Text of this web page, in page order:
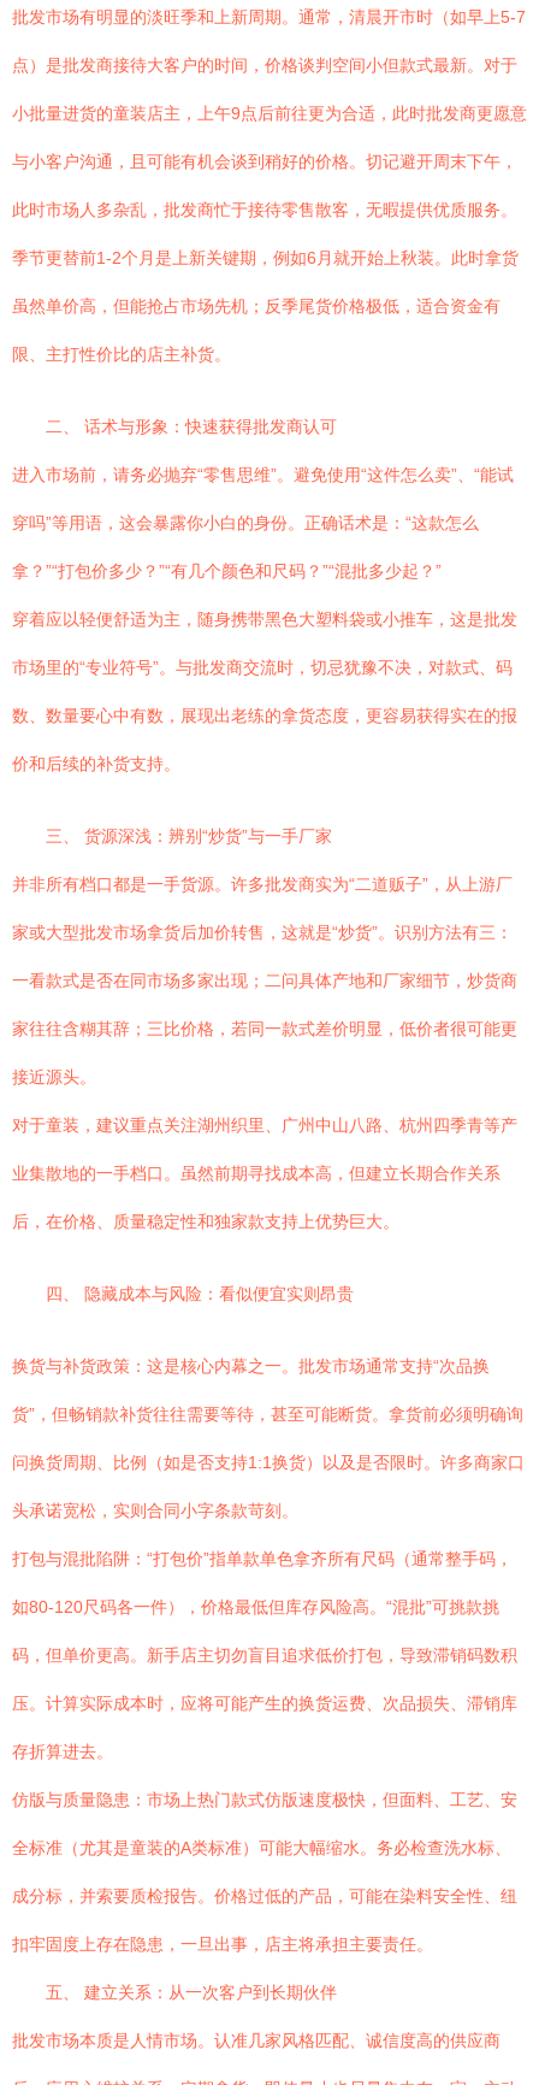
批发市场有明显的淡旺季和上新周期。通常，清晨开市时（如早上5-7
点）是批发商接待大客户的时间，价格谈判空间小但款式最新。对于
小批量进货的童装店主，上午9点后前往更为合适，此时批发商更愿意
与小客户沟通，且可能有机会谈到稍好的价格。切记避开周末下午，
此时市场人多杂乱，批发商忙于接待零售散客，无暇提供优质服务。
季节更替前1-2个月是上新关键期，例如6月就开始上秋装。此时拿货
虽然单价高，但能抢占市场先机；反季尾货价格极低，适合资金有
限、主打性价比的店主补货。
二、 话术与形象：快速获得批发商认可
进入市场前，请务必抛弃“零售思维”。避免使用“这件怎么卖”、“能试
穿吗”等用语，这会暴露你小白的身份。正确话术是：“这款怎么
拿？”“打包价多少？”“有几个颜色和尺码？”“混批多少起？”
穿着应以轻便舒适为主，随身携带黑色大塑料袋或小推车，这是批发
市场里的“专业符号”。与批发商交流时，切忌犹豫不决，对款式、码
数、数量要心中有数，展现出老练的拿货态度，更容易获得实在的报
价和后续的补货支持。
三、 货源深浅：辨别“炒货”与一手厂家
并非所有档口都是一手货源。许多批发商实为“二道贩子”，从上游厂
家或大型批发市场拿货后加价转售，这就是“炒货”。识别方法有三：
一看款式是否在同市场多家出现；二问具体产地和厂家细节，炒货商
家往往含糊其辞；三比价格，若同一款式差价明显，低价者很可能更
接近源头。
对于童装，建议重点关注湖州织里、广州中山八路、杭州四季青等产
业集散地的一手档口。虽然前期寻找成本高，但建立长期合作关系
后，在价格、质量稳定性和独家款支持上优势巨大。
四、 隐藏成本与风险：看似便宜实则昂贵
换货与补货政策：这是核心内幕之一。批发市场通常支持“次品换
货”，但畅销款补货往往需要等待，甚至可能断货。拿货前必须明确询
问换货周期、比例（如是否支持1:1换货）以及是否限时。许多商家口
头承诺宽松，实则合同小字条款苛刻。
打包与混批陷阱：“打包价”指单款单色拿齐所有尺码（通常整手码，
如80-120尺码各一件），价格最低但库存风险高。“混批”可挑款挑
码，但单价更高。新手店主切勿盲目追求低价打包，导致滞销码数积
压。计算实际成本时，应将可能产生的换货运费、次品损失、滞销库
存折算进去。
仿版与质量隐患：市场上热门款式仿版速度极快，但面料、工艺、安
全标准（尤其是童装的A类标准）可能大幅缩水。务必检查洗水标、
成分标，并索要质检报告。价格过低的产品，可能在染料安全性、纽
扣牢固度上存在隐患，一旦出事，店主将承担主要责任。
五、 建立关系：从一次客户到长期伙伴
批发市场本质是人情市场。认准几家风格匹配、诚信度高的供应商